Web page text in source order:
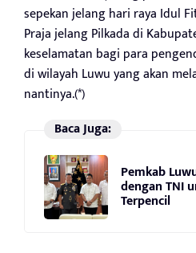
sepekan jelang hari raya Idul
Praja jelang Pilkada di
keselamatan bagi para
di wilayah Luwu yang akan
nantinya.(*)
Baca Juga:
Pemkab
dengan TNI
Terpencil